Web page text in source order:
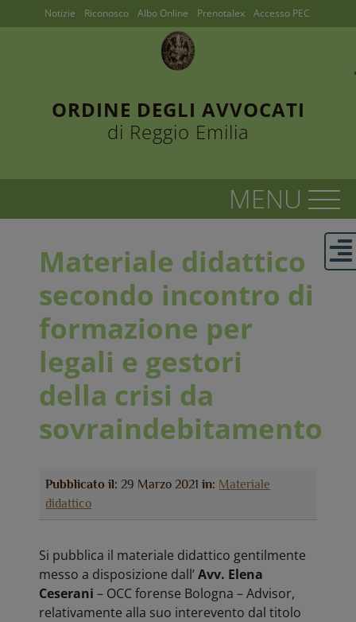
ORDINE DEGLI AVVOCATI
di Reggio Emilia
Notizie Riconosco Albo Online Prenotalex Accesso PEC
Materiale didattico
secondo incontro di
formazione per
legali e gestori
della crisi da
sovraindebitamento
Pubblicato il: 29 Marzo 2021in: Materiale
didattico
Si pubblica il materiale didattico gentilmente
messo a disposizione dall’Avv. Elena
Ceserani – OCC forense Bologna – Advisor,
relativamente alla suo interevento dal titolo